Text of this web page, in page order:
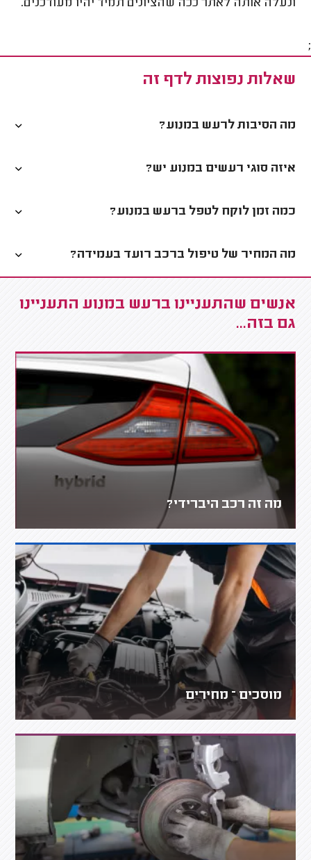
ונעלה אותה לאתר ככה שהציונים תמיד יהיו מעודכנים.
;
שאלות נפוצות לדף זה
מה הסיבות לרעש במנוע?
איזה סוגי רעשים במנוע יש?
כמה זמן לוקח לטפל ברעש במנוע?
מה המחיר של טיפול ברכב רועד בעמידה?
אנשים שהתעניינו ברעש במנוע התעניינו
גם בזה...
מה זה רכב היברידי?
מוסכים – מחירים